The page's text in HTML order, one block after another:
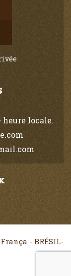
heure locale.
- BRÉSIL-